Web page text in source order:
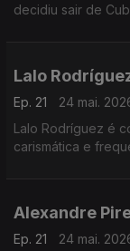
decidiu sair de
Lalo
Ep. 21
24 mai.
Lalo Rodríguez é
carismática e
Alexandre
Ep. 21
24 mai.